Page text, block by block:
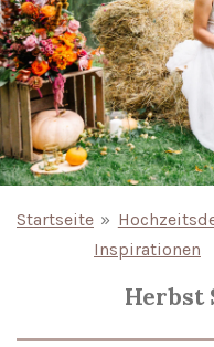
Startseite »
Inspirationen
Herbst